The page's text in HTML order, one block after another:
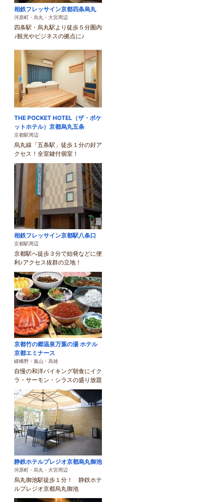
相鉄フレッサイン京都四条烏丸
河原町・烏丸・大宮周辺
四条駅・烏丸駅より徒歩５分圏内
♪観光やビジネスの拠点に♪
THE POCKET HOTEL（ザ・ポケ
ットホテル）京都烏丸五条
京都駅周辺
烏丸線「五条駅」徒歩１分の好ア
クセス！全室鍵付個室！
相鉄フレッサイン京都駅八条口
京都駅周辺
京都駅へ徒歩３分で始発などに便
利♪アクセス抜群の立地！
京都竹の郷温泉万葉の湯 ホテル
京都エミナース
嵯峨野・嵐山・高雄
自慢の和洋バイキング朝食にイク
ラ・サーモン・シラスの盛り放題
静鉄ホテルプレジオ京都烏丸御池
河原町・烏丸・大宮周辺
烏丸御池駅徒歩１分！ 静鉄ホテ
ルプレジオ京都烏丸御池